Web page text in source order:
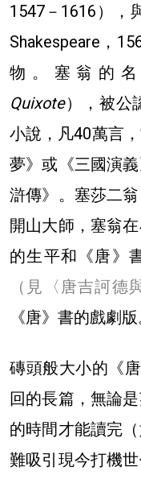
1547－1616），
Shakespeare，
物。塞翁的
Quixote），被公
小說，凡40萬言
夢》或《三國演
滸傳》。塞莎二
開山大師，塞翁
的生平和《唐》
（見
〈唐吉訶德
《唐》書的戲劇版
磚頭般大小的《
回的長篇，無論
的時間才能讀完
難吸引現今打機